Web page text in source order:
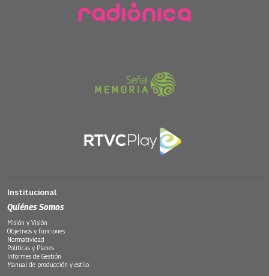
Institucional
Quiénes Somos
Misión y Visión
Objetivos y funciones
Normatividad
Políticas y Planes
Informes de Gestión
Manual de producción y estilo